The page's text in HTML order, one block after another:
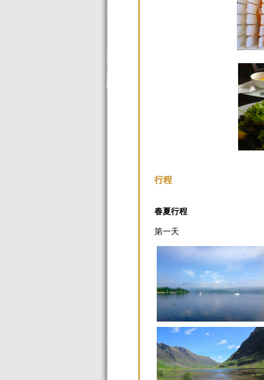
行程
春夏行程
第一天